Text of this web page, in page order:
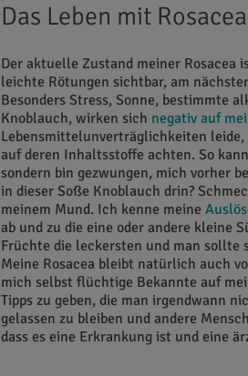
Das Leben mit
Der aktuelle Zustand meiner Rosacea
leichte Rötungen sichtbar, am
Besonders Stress, Sonne, bestimmte
Knoblauch, wirken sich negativ auf
Lebensmittelunverträglichkeiten leide,
auf deren Inhaltsstoffe achten. So
sondern bin gezwungen, mich vorher
in dieser Soße Knoblauch drin?
meinem Mund. Ich kenne meine
ab und zu die eine oder andere kleine
Früchte die leckersten und man sollte
Meine Rosacea bleibt natürlich auch
mich selbst flüchtige Bekannte auf
Tipps zu geben, die man irgendwann
gelassen zu bleiben und andere
dass es eine Erkrankung ist und eine